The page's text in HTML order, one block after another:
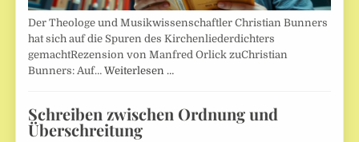
Der Theologe und Musikwissenschaftler Christian Bunners
hat sich auf die Spuren des Kirchenliederdichters
gemachtRezension von Manfred Orlick zuChristian
Bunners: Auf…Weiterlesen …
Schreiben zwischen Ordnung und
Überschreitung